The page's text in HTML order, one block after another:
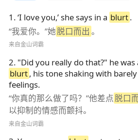
1 .‘I love you,’ she says in a blurt.
“我爱你。”她脱口而出 。
来自金山词霸
2. "Did you really do that?" he
blurt, his tone shaking with
feelings.
“你真的那么做了吗？”他差点脱口
以抑制的情感而颤抖。
来自金山词霸